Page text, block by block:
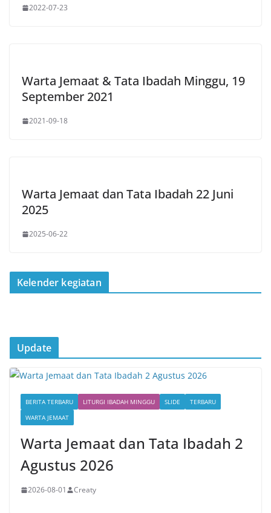
2022-07-23
Warta Jemaat & Tata Ibadah Minggu, 19
September 2021
2021-09-18
Warta Jemaat dan Tata Ibadah 22 Juni
2025
2025-06-22
Kelender kegiatan
Update
BERITA TERBARU LITURGI IBADAH MINGGU SLIDE
TERBARU
WARTA JEMAAT
Warta Jemaat dan Tata Ibadah 2
Agustus 2026
2026-08-01 Creaty